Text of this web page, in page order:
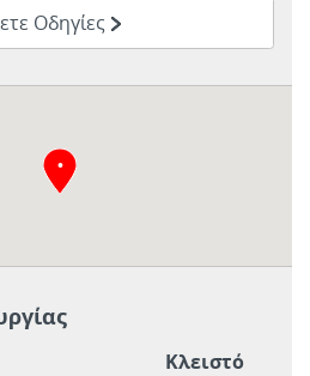
Οδηγίες
Link Opens in New Tab
Κλειστό